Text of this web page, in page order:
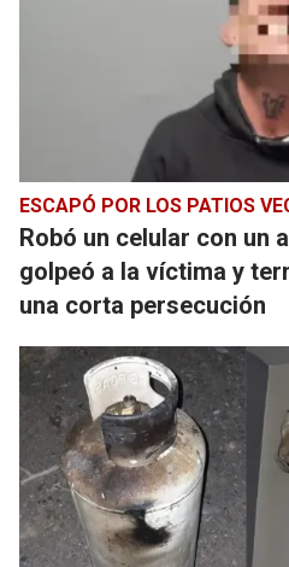
ESCAPÓ POR LOS PATIOS
Robó un celular con un
golpeó a la víctima y
una corta persecución